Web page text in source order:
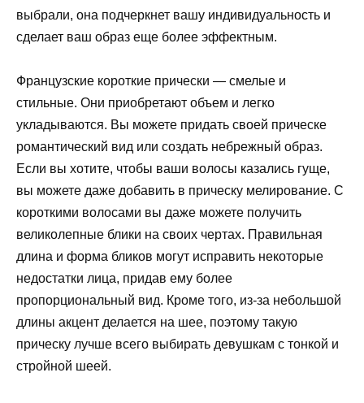
выбрали, она подчеркнет вашу индивидуальность и
сделает ваш образ еще более эффектным.
Французские короткие прически — смелые и
стильные. Они приобретают объем и легко
укладываются. Вы можете придать своей прическе
романтический вид или создать небрежный образ.
Если вы хотите, чтобы ваши волосы казались гуще,
вы можете даже добавить в прическу мелирование. С
короткими волосами вы даже можете получить
великолепные блики на своих чертах. Правильная
длина и форма бликов могут исправить некоторые
недостатки лица, придав ему более
пропорциональный вид. Кроме того, из-за небольшой
длины акцент делается на шее, поэтому такую ​​
прическу лучше всего выбирать девушкам с тонкой и
стройной шеей.